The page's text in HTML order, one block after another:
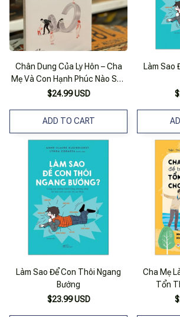
Chân Dung Của Ly Hôn – Cha
Mẹ Và Con Hạnh Phúc Nào Sau
Cuộc Đổ Vỡ?– Chu Hồng Vân –
Mềm)
$24.99 USD
ADD TO CART
Làm Sao
Làm Sao Để Con Thôi Ngang
Bướng
$23.99 USD
Cha Mẹ
Tổn